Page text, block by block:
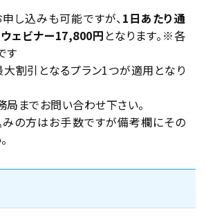
し込みも可能ですが、1日あたり通
ェビナー17,800円 となります。※各
す
大割引となるプラン1つが適用となり
までお問い合わせ下さい。
みの方はお手数ですが備考欄にその